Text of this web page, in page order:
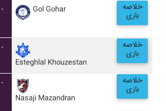
- Gol Gohar خلاصه
بازی
-
Esteghlal Khouzestan
خلاصه
بازی
-
Nasaji Mazandran
خلاصه
بازی